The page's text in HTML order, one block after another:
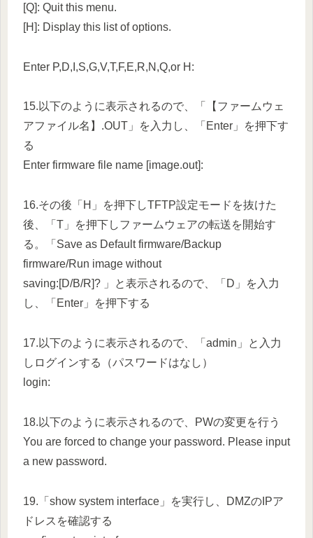
[Q]: Quit this menu.
[H]: Display this list of options.
Enter P,D,I,S,G,V,T,F,E,R,N,Q,or H:
15.以下のように表示されるので、「【ファームウェ
アファイル名】.OUT」を入力し、「Enter」を押下す
る
Enter firmware file name [image.out]:
16.その後「H」を押下しTFTP設定モードを抜けた
後、「T」を押下しファームウェアの転送を開始す
る。「Save as Default firmware/Backup
firmware/Run image without
saving:[D/B/R]? 」と表示されるので、「D」を入力
し、「Enter」を押下する
17.以下のように表示されるので、「admin」と入力
しログインする（パスワードはなし）
login:
18.以下のように表示されるので、PWの変更を行う
You are forced to change your password. Please input
a new password.
19.「show system interface」を実行し、DMZのIPア
ドレスを確認する